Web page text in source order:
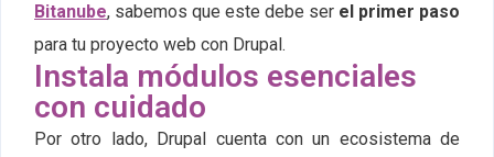
Bitanube, sabemos que este debe ser el primer paso
para tu proyecto web con Drupal.
Instala módulos esenciales
con cuidado
Por otro lado, Drupal cuenta con un ecosistema de